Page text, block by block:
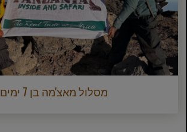
מסלול מאצ'מה בן 7 ימים